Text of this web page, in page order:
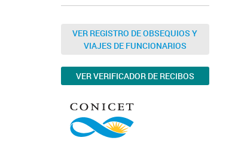
VER REGISTRO DE OBSEQUIOS Y
VIAJES DE FUNCIONARIOS
VER VERIFICADOR DE RECIBOS